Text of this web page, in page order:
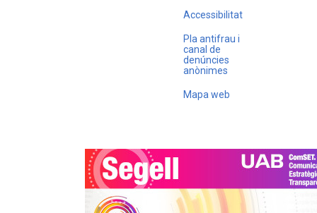
Accessibilitat
Pla antifrau i
canal de
denúncies
anònimes
Mapa web